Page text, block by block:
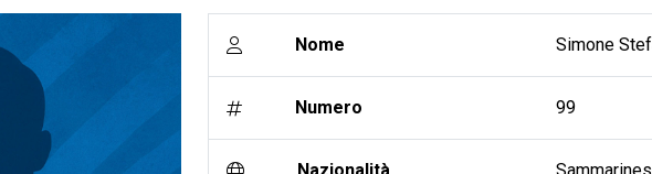
Nome Simone
Numero 99